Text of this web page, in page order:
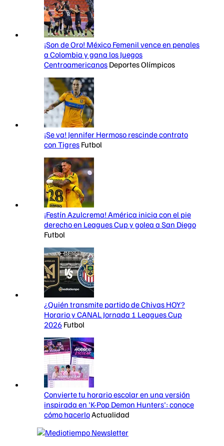
¡Son de Oro! México Femenil vence en penales
a Colombia y gana los Juegos
Centroamericanos Deportes Olímpicos
¡Se va! Jennifer Hermoso rescinde contrato
con Tigres Futbol
¡Festín Azulcrema! América inicia con el pie
derecho en Leagues Cup y golea a San Diego
Futbol
¿Quién transmite partido de Chivas HOY?
Horario y CANAL Jornada 1 Leagues Cup
2026 Futbol
Convierte tu horario escolar en una versión
inspirada en 'K-Pop Demon Hunters': conoce
cómo hacerloActualidad